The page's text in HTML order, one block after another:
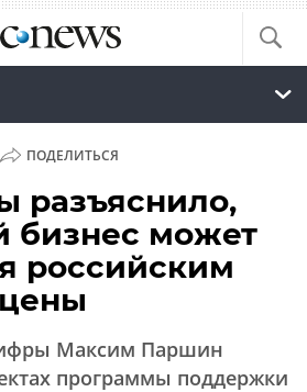
ПОДЕЛИТЬСЯ
разъяснило,
бизнес может
российским
Максим Паршин
программы поддержки